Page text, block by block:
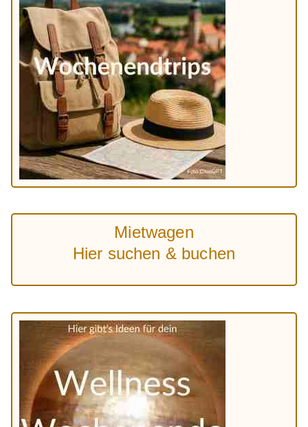
Mietwagen
Hier suchen & buchen